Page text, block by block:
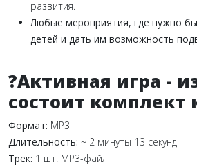
развития.
Любые мероприятия, где нужно
детей и дать им возможность
?Активная игра -
состоит комплект
Формат: MP3
Длительность: ~ 2 минуты 13 секунд
Трек: 1 шт. MP3-файл